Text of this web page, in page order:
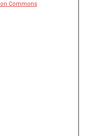
Commons